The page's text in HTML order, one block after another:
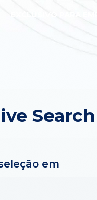
Search
em